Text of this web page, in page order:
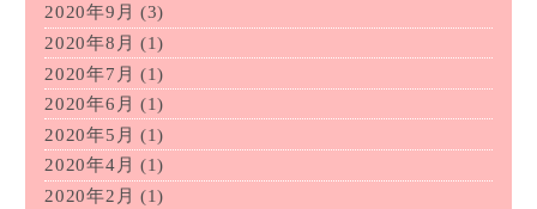
2020年9月 (3)
2020年8月 (1)
2020年7月 (1)
2020年6月 (1)
2020年5月 (1)
2020年4月 (1)
2020年2月 (1)